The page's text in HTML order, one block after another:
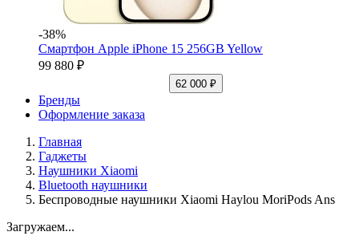
-38%
Смартфон Apple iPhone 15 256GB Yellow
99 880 ₽
62 000 ₽
Бренды
Оформление заказа
Главная
Гаджеты
Наушники Xiaomi
Bluetooth наушники
Беспроводные наушники Xiaomi Haylou MoriPods Ans
Загружаем...